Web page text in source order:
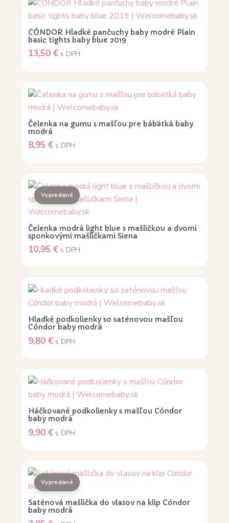
CÓNDOR Hladké pančuchy baby modré Plain
basic tights baby blue 2019
13,50 € s DPH
Čelenka na gumu s mašľou pre bábätká baby
modrá
8,95 € s DPH
Čelenka modrá light blue s mašličkou a dvomi
sponkovými mašličkami Siena
10,95 € s DPH
Hladké podkolienky so saténovou mašľou
Cóndor baby modrá
9,80 € s DPH
Háčkované podkolienky s mašľou Cóndor
baby modrá
9,90 € s DPH
Saténová mašlička do vlasov na klip Cóndor
baby modrá